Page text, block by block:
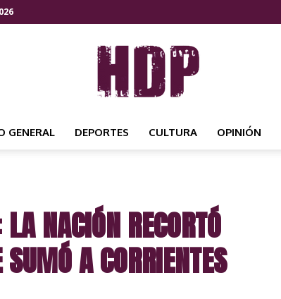
NOTICIAS
GENERAL DEPORTES CULTURA OPINIÓN
NACIÓN RECORTÓ
A CORRIENTES